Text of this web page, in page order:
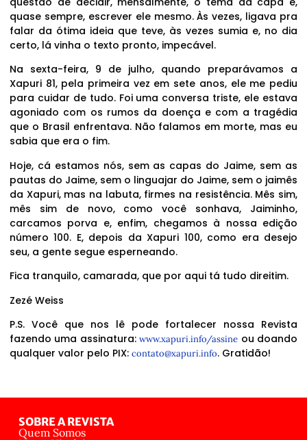
quase sempre, escrever ele mesmo. Às vezes, ligava pra
falar da ótima ideia que teve, às vezes sumia e, no dia
certo, lá vinha o texto pronto, impecável.
Na sexta-feira, 9 de julho, quando preparávamos a
Xapuri 81, pela primeira vez em sete anos, ele me pediu
para cuidar de tudo. Foi uma conversa triste, ele estava
agoniado com os rumos da doença e com a tragédia
que o Brasil enfrentava. Não falamos em morte, mas eu
sabia que era o fim.
Hoje, cá estamos nós, sem as capas do Jaime, sem as
pautas do Jaime, sem o linguajar do Jaime, sem o jaimês
da Xapuri, mas na labuta, firmes na resistência. Mês sim,
mês sim de novo, como você sonhava, Jaiminho,
carcamos porva e, enfim, chegamos à nossa edição
número 100. E, depois da Xapuri 100, como era desejo
seu, a gente segue esperneando.
Fica tranquilo, camarada, que por aqui tá tudo direitim.
Zezé Weiss
P.S. Você que nos lê pode fortalecer nossa Revista
fazendo uma assinatura:www.xapuri.info/assine ou doando
qualquer valor pelo PIX: contato@xapuri.info. Gratidão!
SOBRE A REVISTA
Quem Somos